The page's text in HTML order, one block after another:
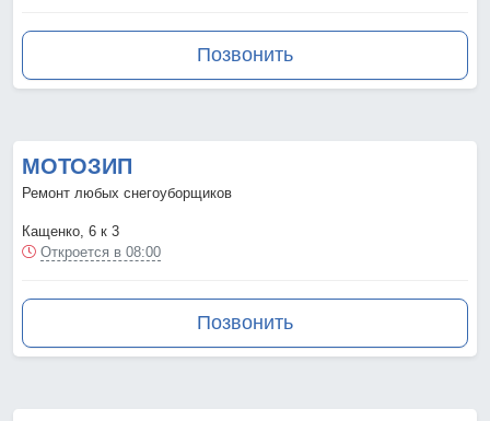
Позвонить
МОТОЗИП
Ремонт любых снегоуборщиков
Кащенко, 6 к 3
Откроется в 08:00
Позвонить